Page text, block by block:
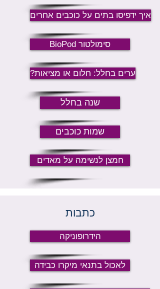
איך ידפיסו בתים על כוכבים אחרים
BioPod סימולטור
?ערים בחלל: חלום או מציאות
שנה בחלל
שמות כוכבים
חמצן לנשימה על מאדים
כתבות
הידרופוניקה
לאכול בתנאי מיקרו כבידה